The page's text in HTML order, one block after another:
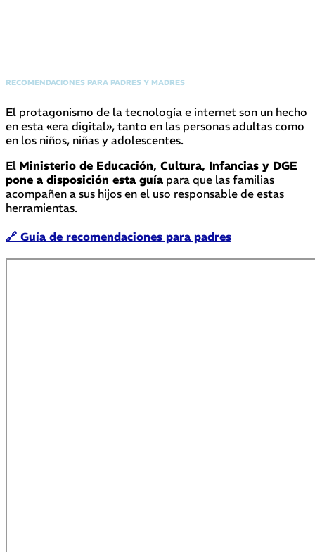
RECOMENDACIONES PARA PADRES Y MADRES
El protagonismo de la tecnología e internet son un hecho
en esta «era digital», tanto en las personas adultas como
en los niños, niñas y adolescentes.
El Ministerio de Educación, Cultura, Infancias y DGE
pone a disposición esta guía para que las familias
acompañen a sus hijos en el uso responsable de estas
herramientas.
🔗 Guía de recomendaciones para padres